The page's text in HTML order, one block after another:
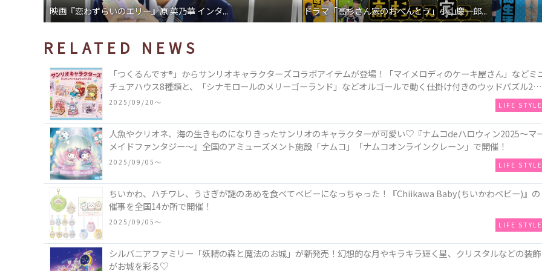
映画『恋わずらいのエリー』原 菜乃華 インタ... ドラマ「高杉さん家のおべんとう」小山慶一郎...
RELATED NEWS
「つくるんです®」からサンリオキャラクターズコラボアイテムが登場！「マイメロディのケーキ屋さん」などミ
チュアハウス8種類と、「シナモロールのメリーゴーランド」などオルゴールで動く仕掛け付きのウッドパズル2種
類♪
2025/09/20〜 LIFE STYLE
人魚やクリオネ、海の生きものになりきったサンリオのキャラクターが可愛い♡『ナムコdeハロウィン2025～マ
メイドファンタジー～』全国のアミューズメント施設「ナムコ」「ナムコオンラインクレーン」で開催！
2025/09/05〜 LIFE STYLE
ちいかわ、ハチワレ、うさぎが謎のあめを食べてベビーになっちゃった！『Chiikawa Baby(ちいかわベビー)』の
催事を全国14か所で開催！
2025/09/05〜 LIFE STYLE
シルバニアファミリー「妖精の森と魔法のお城」が新発売！幻想的な月やキラキラ輝く星、クリスタルなどの装飾
がお城を彩る♡